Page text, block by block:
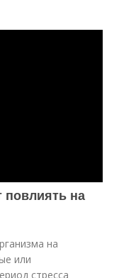
повлиять на
на
или
стресса